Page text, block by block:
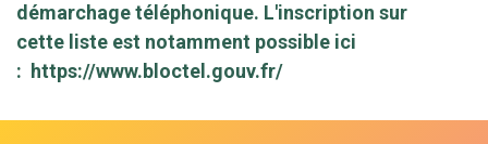
démarchage téléphonique. L'inscription sur
cette liste est notamment possible ici
: https://www.bloctel.gouv.fr/